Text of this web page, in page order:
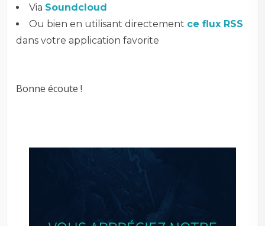
Via Soundcloud
Ou bien en utilisant directement ce flux RSS
dans votre application favorite
Bonne écoute !